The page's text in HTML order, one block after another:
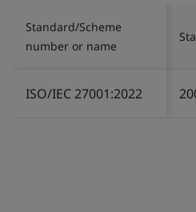
Standard/Scheme
number or name
ISO/IEC 27001:2022